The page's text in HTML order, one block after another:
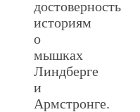
достоверность
историям
о
мышках
Линдберге
и
Армстронге.